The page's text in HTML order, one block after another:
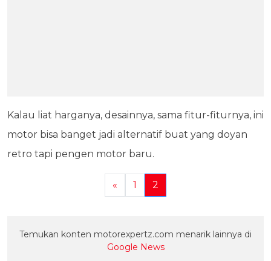
Kalau liat harganya, desainnya, sama fitur-fiturnya, ini
motor bisa banget jadi alternatif buat yang doyan
retro tapi pengen motor baru.
« 1 2
Temukan konten motorexpertz.com menarik lainnya di
Google News